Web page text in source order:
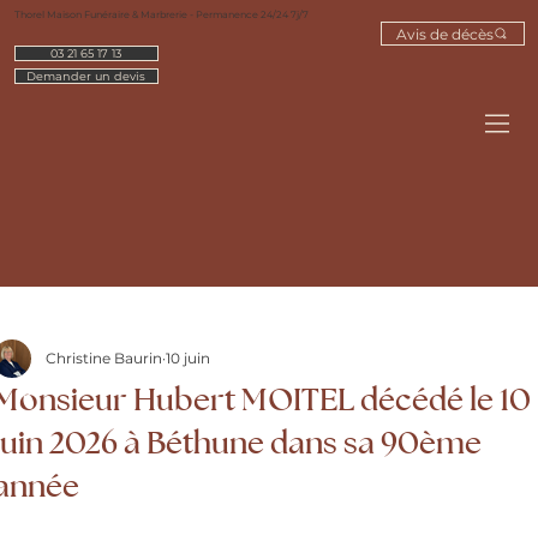
Avis de décès
Thorel Maison Funéraire & Marbrerie - Permanence 24/24 7j/7
03 21 65 17 13
Demander un devis
Hubert MOITEL décédé le 10
2026 à Béthune dans sa 90ème
Christine Baurin 10 juin